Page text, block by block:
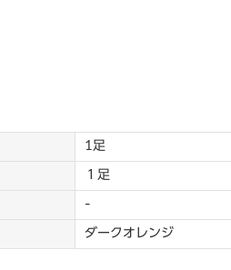
1足
１足
-
ダークオレンジ